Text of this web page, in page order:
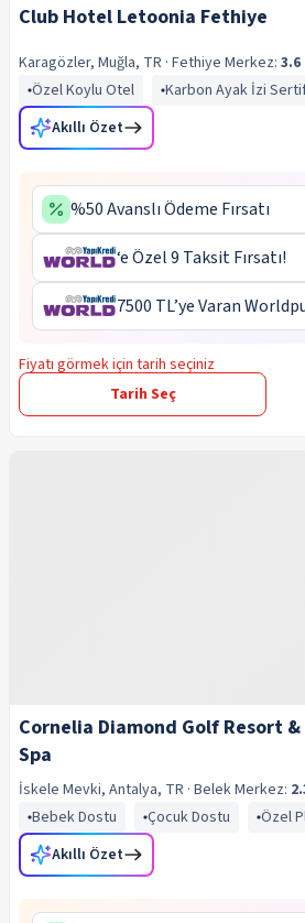
Club Hotel Letoonia Fethiye
Karagözler, Muğla, TR · Fethiye Merkez: 3.6
Özel Koylu Otel
Karbon Ayak İzi
Akıllı Özet
%50 Avanslı Ödeme Fırsatı
‘e Özel 9 Taksit Fırsatı!
7500 TL’ye Varan
Fiyatı görmek için tarih seçiniz
Tarih Seç
Cornelia Diamond Golf Resort &
Spa
İskele Mevki, Antalya, TR · BelekMerkez:
Bebek Dostu
Çocuk Dostu
Özel
Akıllı Özet